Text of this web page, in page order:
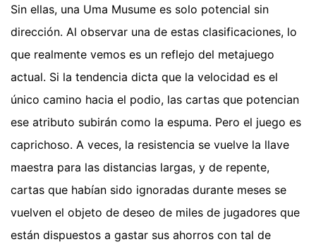
Sin ellas, una Uma Musume es solo potencial sin
dirección. Al observar una de estas clasificaciones, lo
que realmente vemos es un reflejo del metajuego
actual. Si la tendencia dicta que la velocidad es el
único camino hacia el podio, las cartas que potencian
ese atributo subirán como la espuma. Pero el juego es
caprichoso. A veces, la resistencia se vuelve la llave
maestra para las distancias largas, y de repente,
cartas que habían sido ignoradas durante meses se
vuelven el objeto de deseo de miles de jugadores que
están dispuestos a gastar sus ahorros con tal de